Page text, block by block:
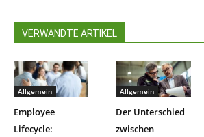
VERWANDTE ARTIKEL
Allgemein
Employee
Lifecycle:
Allgemein
Der Unterschied
zwischen